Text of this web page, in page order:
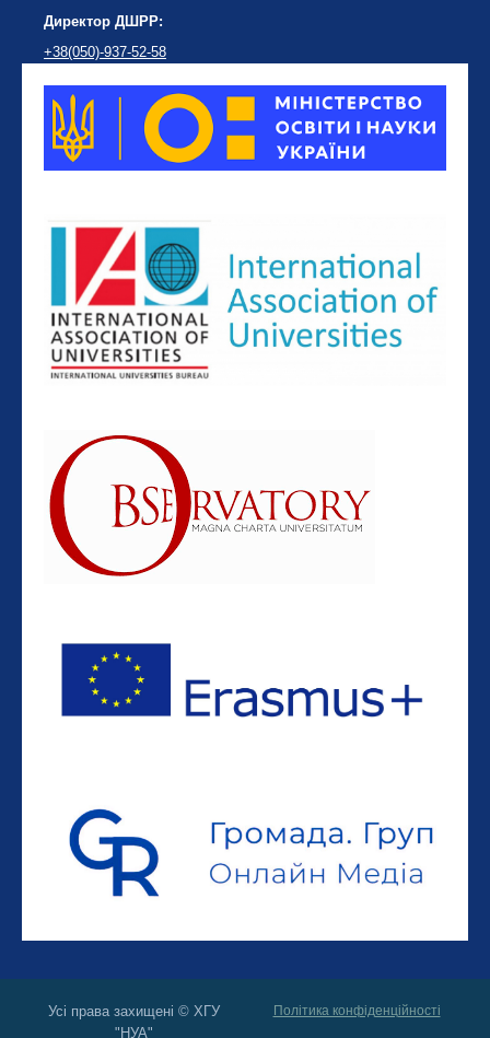
Директор ДШРР:
+38(050)-937-52-58
Усі права захищені © ХГУ
"НУА"
Політика конфіденційності